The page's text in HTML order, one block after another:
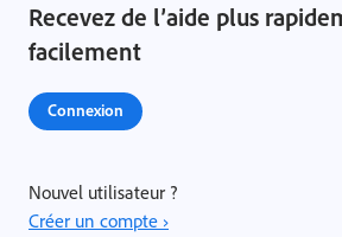
Recevez de l’aide plus
facilement
Connexion
Nouvel utilisateur ?
Créer un compte ›